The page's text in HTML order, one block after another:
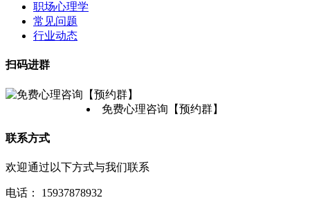
职场心理学
常见问题
行业动态
扫码进群
免费心理咨询【预约群】
联系方式
欢迎通过以下方式与我们联系
电话： 15937878932